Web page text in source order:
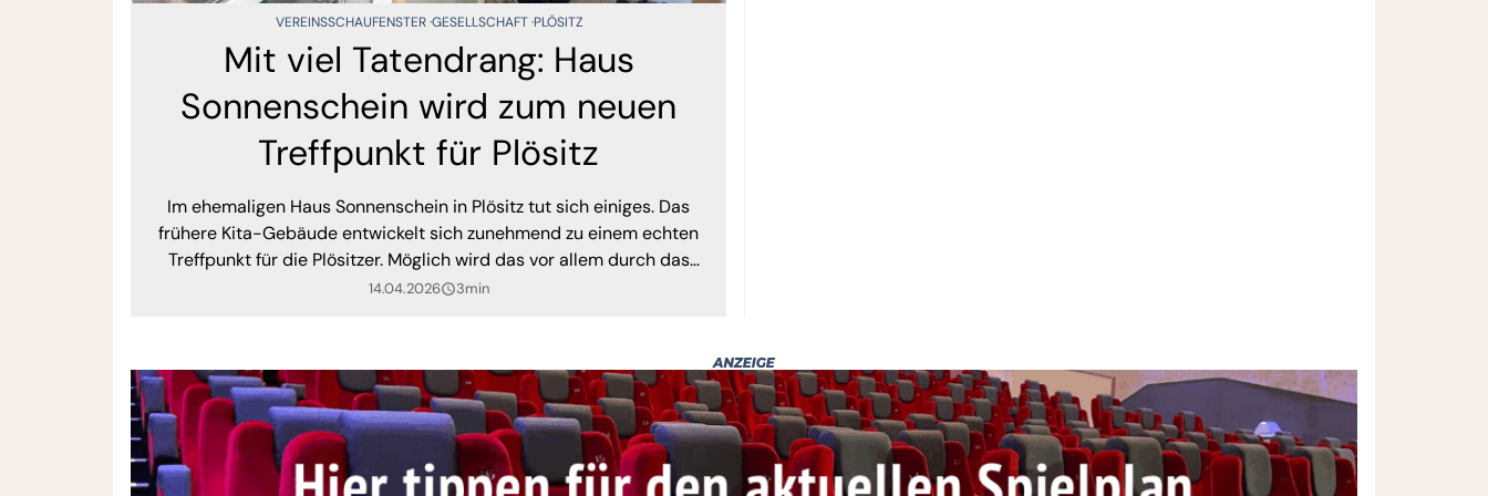
VEREINSSCHAUFENSTER GESELLSCHAFT PLÖSITZ
Mit viel Tatendrang: Haus
Sonnenschein wird zum neuen
Treffpunkt für Plösitz
Im ehemaligen Haus Sonnenschein in Plösitz tut sich einiges. Das
frühere Kita-Gebäude entwickelt sich zunehmend zu einem echten
Treffpunkt für die Plösitzer. Möglich wird das vor allem durch das
Engagement zahlreicher Mitglieder des Parthedorf Plösitz e.V., die
14.04.2026query_builder3min